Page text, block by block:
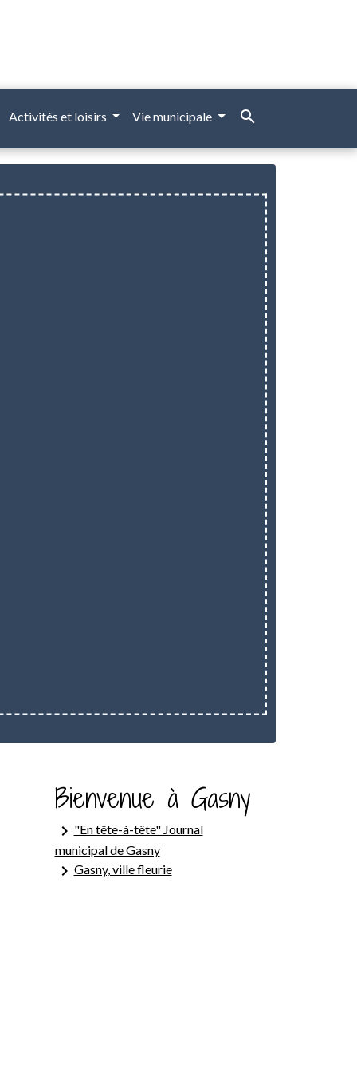
Activités et loisirs Vie municipale search
Bienvenue à Gasny
keyboard_arrow_right"En tête-à-tête" Journal
municipal de Gasny
keyboard_arrow_rightGasny, ville fleurie